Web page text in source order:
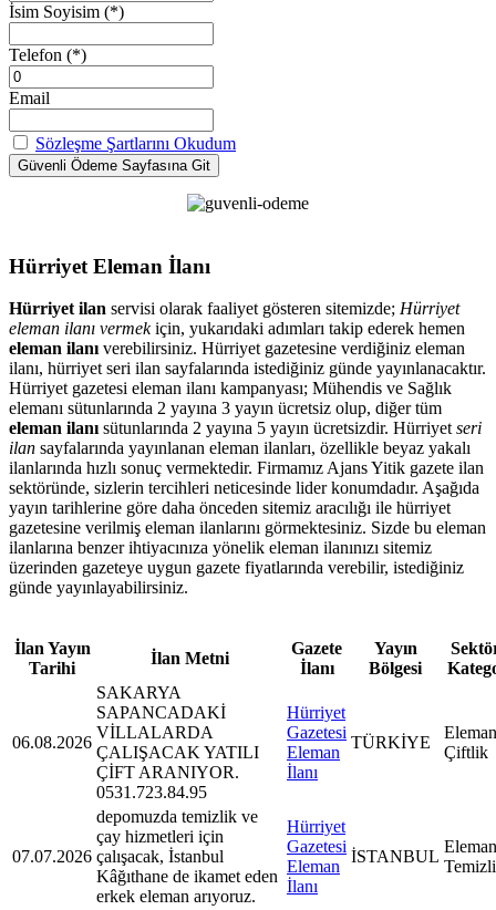
İsim Soyisim (*)
Telefon (*)
Email
Sözleşme Şartlarını Okudum
Hürriyet Eleman İlanı
Hürriyet ilan servisi olarak faaliyet gösteren sitemizde; Hürriyet
eleman ilanı vermekiçin, yukarıdaki adımları takip ederek hemen
eleman ilanı verebilirsiniz. Hürriyet gazetesine verdiğiniz eleman
ilanı, hürriyet seri ilan sayfalarında istediğiniz günde yayınlanacaktır.
Hürriyet gazetesi eleman ilanı kampanyası; Mühendis ve Sağlık
elemanı sütunlarında 2 yayına 3 yayın ücretsiz olup, diğer tüm
eleman ilanı sütunlarında 2 yayına 5 yayın ücretsizdir. Hürriyet seri
ilan sayfalarında yayınlanan eleman ilanları, özellikle beyaz yakalı
ilanlarında hızlı sonuç vermektedir. Firmamız Ajans Yitik gazete ilan
sektöründe, sizlerin tercihleri neticesinde lider konumdadır. Aşağıda
yayın tarihlerine göre daha önceden sitemiz aracılığı ile hürriyet
gazetesine verilmiş eleman ilanlarını görmektesiniz. Sizde bu eleman
ilanlarına benzer ihtiyacınıza yönelik eleman ilanınızı sitemiz
üzerinden gazeteye uygun gazete fiyatlarında verebilir, istediğiniz
günde yayınlayabilirsiniz.
İlan Yayın
Tarihi
İlan Metni
Gazete
İlanı
Yayın
Bölgesi
06.08.2026
SAKARYA
SAPANCADAKİ
VİLLALARDA
ÇALIŞACAK YATILI
ÇİFT ARANIYOR.
0531.723.84.95
Hürriyet
Gazetesi
Eleman
İlanı
TÜRKİYE
Çiftlik
07.07.2026
depomuzda temizlik ve
çay hizmetleri için
çalışacak, İstanbul
Kâğıthane de ikamet eden
erkek eleman arıyoruz.
Hürriyet
Gazetesi
Eleman
İlanı
İSTANBUL